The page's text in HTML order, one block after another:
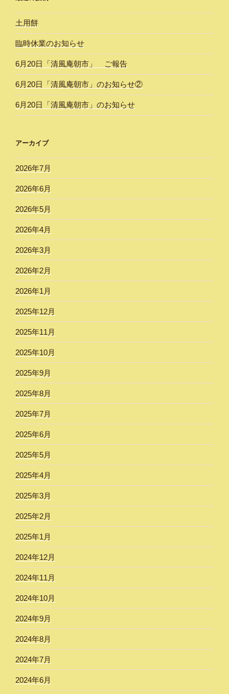
土用餅
臨時休業のお知らせ
6月20日「清風庵朝市」 ご報告
6月20日「清風庵朝市」のお知らせ②
6月20日「清風庵朝市」のお知らせ
アーカイブ
2026年7月
2026年6月
2026年5月
2026年4月
2026年3月
2026年2月
2026年1月
2025年12月
2025年11月
2025年10月
2025年9月
2025年8月
2025年7月
2025年6月
2025年5月
2025年4月
2025年3月
2025年2月
2025年1月
2024年12月
2024年11月
2024年10月
2024年9月
2024年8月
2024年7月
2024年6月